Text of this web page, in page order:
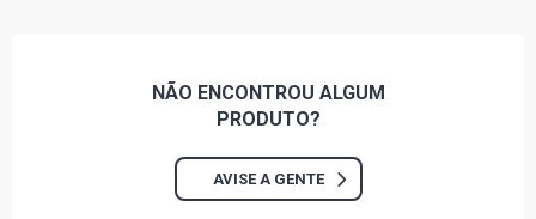
NÃO ENCONTROU ALGUM
PRODUTO?
AVISE A GENTE